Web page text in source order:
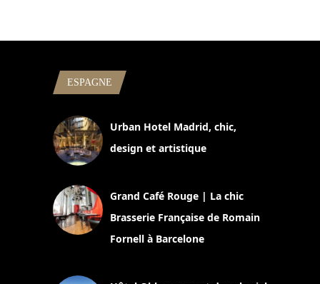
ESPAGNE
Urban Hotel Madrid, chic,
design et artistique
Grand Café Rouge | La chic
Brasserie Française de Romain
Fornell à Barcelone